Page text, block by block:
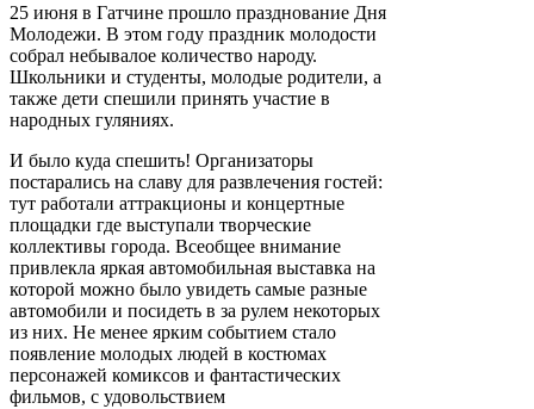
25 июня в Гатчине прошло празднование Дня
Молодежи. В этом году праздник молодости
собрал небывалое количество народу.
Школьники и студенты, молодые родители, а
также дети спешили принять участие в
народных гуляниях.
И было куда спешить! Организаторы
постарались на славу для развлечения гостей:
тут работали аттракционы и концертные
площадки где выступали творческие
коллективы города. Всеобщее внимание
привлекла яркая автомобильная выставка на
которой можно было увидеть самые разные
автомобили и посидеть в за рулем некоторых
из них. Не менее ярким событием стало
появление молодых людей в костюмах
персонажей комиксов и фантастических
фильмов, с удовольствием